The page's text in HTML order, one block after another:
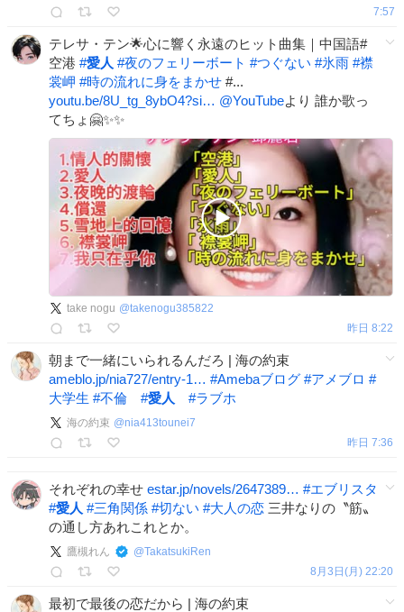
7:57
テレサ・テン🌟心に響く永遠のヒット曲集｜中国語#
空港 #愛人 #夜のフェリーボート #つぐない #氷雨 #襟
裳岬 #時の流れに身をまかせ #...
youtu.be/8U_tg_8ybO4?si… @YouTubeより 誰か歌っ
てちょ🤗✨✨
take nogu @takenogu385822
昨日 8:22
朝まで一緒にいられるんだろ | 海の約束
ameblo.jp/nia727/entry-1… #Amebaブログ #アメブロ #
大学生 #不倫 #愛人 #ラブホ
海の約束 @nia413tounei7
昨日 7:36
それぞれの幸せ estar.jp/novels/2647389… #エブリスタ
#愛人 #三角関係 #切ない #大人の恋 三井なりの〝筋〟
の通し方あれこれとか。
鷹槻れん @TakatsukiRen
8月3日(月) 22:20
最初で最後の恋だから | 海の約束